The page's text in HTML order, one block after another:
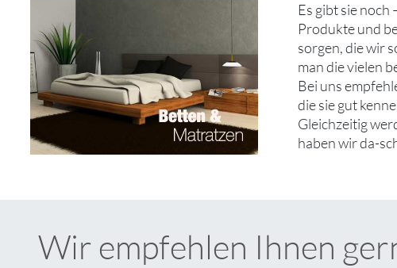
Es gibt sie
Produkte und
sorgen, die wir
man die vielen
Bei uns
die sie gut
Gleichzeitig
haben wir da-
Wir empfehlen Ihnen